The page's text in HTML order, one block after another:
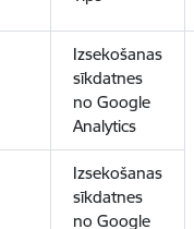
Izsekošanas
sīkdatnes
no Google
Analytics
Izsekošanas
sīkdatnes
no Google